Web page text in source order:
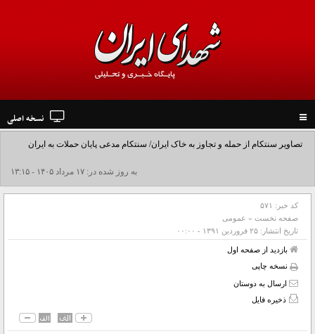
navigation
نسخه اصلی
تصاویر سنتکام از حمله و تجاوز به خاک ایران/ سنتکام مدعی پایان حملات به ایران
شد+فیلم به روز شده در: ۱۷ مرداد ۱۴۰۵ - ۱۳:۱۵
کد خبر: ۵۷۱
صفحه نخست » عمومی
تاریخ انتشار: ۲۵ فروردين ۱۳۹۱ - ۰۰:۰۰
بازدید از صفحه اول
نسخه چاپی
ارسال به دوستان
ذخیره فایل